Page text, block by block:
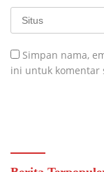
Simpan nama,
ini untuk komentar